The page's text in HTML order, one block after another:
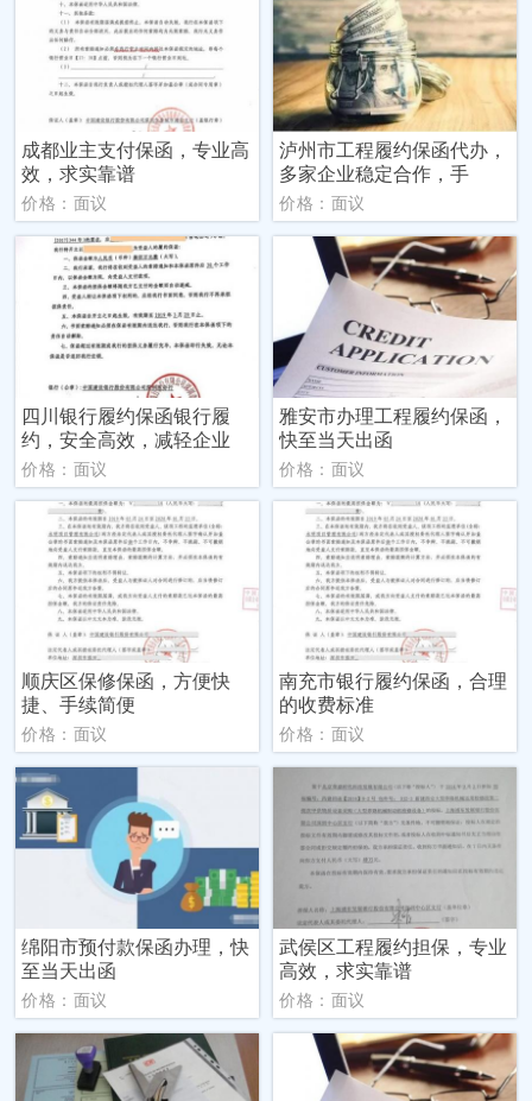
成都业主支付保函，专业高
效，求实靠谱
价格：面议
泸州市工程履约保函代办，
多家企业稳定合作，手
价格：面议
四川银行履约保函银行履
约，安全高效，减轻企业
价格：面议
雅安市办理工程履约保函，
快至当天出函
价格：面议
顺庆区保修保函，方便快
捷、手续简便
价格：面议
南充市银行履约保函，合理
的收费标准
价格：面议
绵阳市预付款保函办理，快
至当天出函
价格：面议
武侯区工程履约担保，专业
高效，求实靠谱
价格：面议